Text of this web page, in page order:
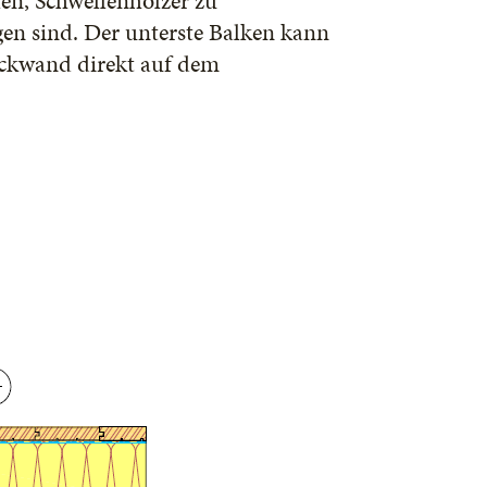
sind. Der unterste Balken kann
direkt auf dem